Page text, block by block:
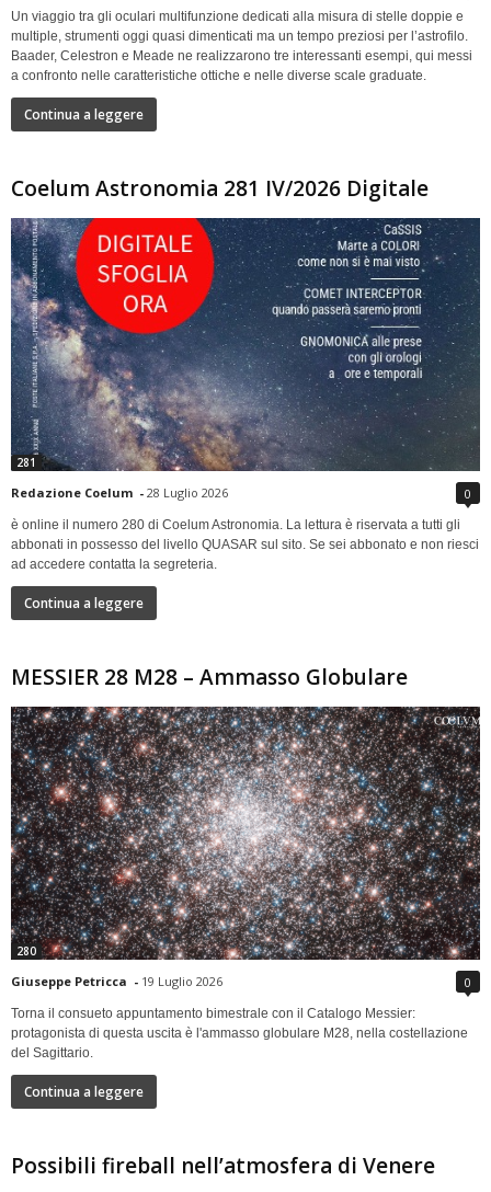
Un viaggio tra gli oculari multifunzione dedicati alla misura di stelle doppie e
multiple, strumenti oggi quasi dimenticati ma un tempo preziosi per l’astrofilo.
Baader, Celestron e Meade ne realizzarono tre interessanti esempi, qui messi
a confronto nelle caratteristiche ottiche e nelle diverse scale graduate.
Continua a leggere
Coelum Astronomia 281 IV/2026 Digitale
281
Redazione Coelum - 28 Luglio 2026 0
è online il numero 280 di Coelum Astronomia. La lettura è riservata a tutti gli
abbonati in possesso del livello QUASAR sul sito. Se sei abbonato e non riesci
ad accedere contatta la segreteria.
Continua a leggere
MESSIER 28 M28 – Ammasso Globulare
280
Giuseppe Petricca - 19 Luglio 2026 0
Torna il consueto appuntamento bimestrale con il Catalogo Messier:
protagonista di questa uscita è l'ammasso globulare M28, nella costellazione
del Sagittario.
Continua a leggere
Possibili fireball nell’atmosfera di Venere